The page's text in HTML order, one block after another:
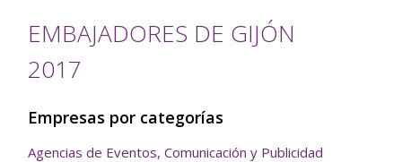
EMBAJADORES DE GIJÓN
2017
Empresas por categorías
Agencias de Eventos, Comunicación y Publicidad